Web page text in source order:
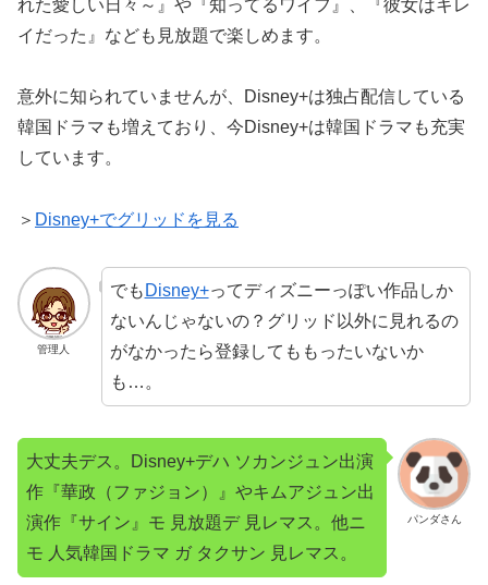
れた愛しい日々～』や『知ってるワイフ』、『彼女はキレ
イだった』なども見放題で楽しめます。
意外に知られていませんが、Disney+は独占配信している
韓国ドラマも増えており、今Disney+は韓国ドラマも充実
しています。
＞ Disney+でグリッドを見る
管理人
でも Disney+ってディズニーっぽい作品しか
ないんじゃないの？グリッド以外に見れるの
がなかったら登録してももったいないか
も…。
パンダさん
大丈夫デス。Disney+デハ ソカンジュン出演
作『華政（ファジョン）』やキムアジュン出
演作『サイン』モ 見放題デ 見レマス。他ニ
モ 人気韓国ドラマ ガ タクサン 見レマス。